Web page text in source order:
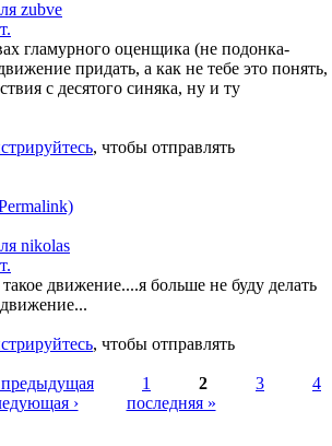
гламурного оценщика (не подонка-
придать, а как не тебе это понять,
с десятого синяка, ну и ту
, чтобы отправлять
движение....я больше не буду делать
, чтобы отправлять
предыдущая 1 2 3
4
›
последняя »